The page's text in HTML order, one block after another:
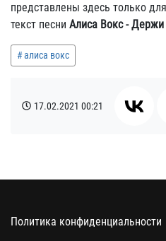
представлены здесь только
текст песни Алиса Вокс - Держи
алиса вокс
17.02.2021 00:21
Политика конфиденциальности